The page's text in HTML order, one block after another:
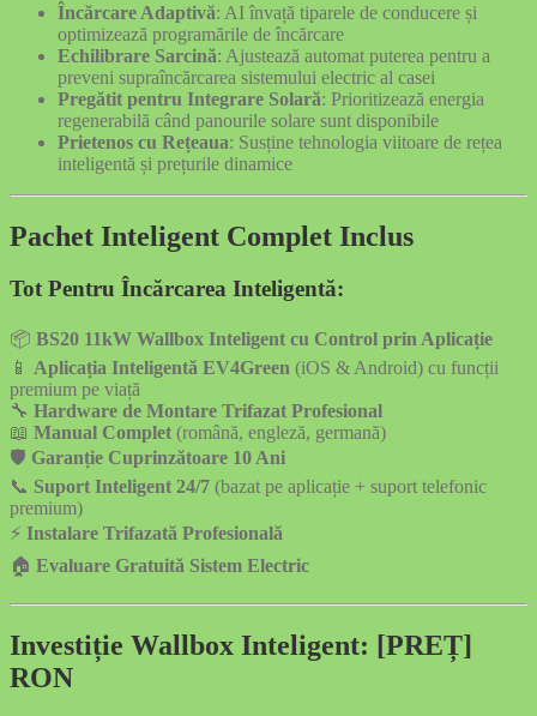
Încărcare Adaptivă: AI învață tiparele de conducere și
optimizează programările de încărcare
Echilibrare Sarcină: Ajustează automat puterea pentru a
preveni supraîncărcarea sistemului electric al casei
Pregătit pentru Integrare Solară: Prioritizează energia
regenerabilă când panourile solare sunt disponibile
Prietenos cu Rețeaua: Susține tehnologia viitoare de rețea
inteligentă și prețurile dinamice
Pachet Inteligent Complet Inclus
Tot Pentru Încărcarea Inteligentă:
📦 BS20 11kW Wallbox Inteligent cu Control prin Aplicație
📱 Aplicația Inteligentă EV4Green (iOS & Android) cu funcții
premium pe viață
🔧 Hardware de Montare Trifazat Profesional
📖 Manual Complet (română, engleză, germană)
🛡️ Garanție Cuprinzătoare 10 Ani
📞 Suport Inteligent 24/7 (bazat pe aplicație + suport telefonic
premium)
⚡ Instalare Trifazată Profesională
🏠 Evaluare Gratuită Sistem Electric
Investiție Wallbox Inteligent: [PREȚ]
RON